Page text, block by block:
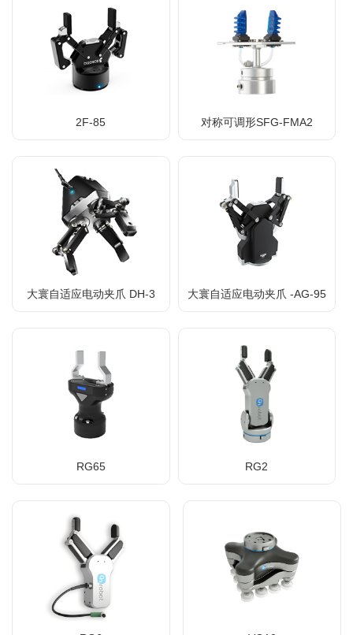
2F-85 对称可调形SFG-FMA2
大寰自适应电动夹爪 DH-3 大寰自适应电动夹爪 -AG-95
RG65 RG2